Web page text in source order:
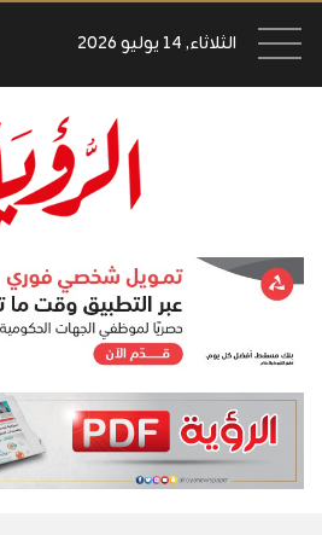
الثلاثاء, 14 يوليو 2026